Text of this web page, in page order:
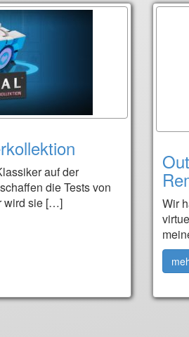
auf der
die Tests von
wird sie […]
Wir